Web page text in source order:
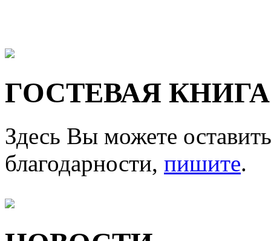
ГОСТЕВАЯ КНИГА
Здесь Вы можете
благодарности, пишите.